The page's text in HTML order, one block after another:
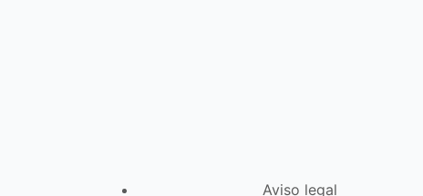
Aviso legal